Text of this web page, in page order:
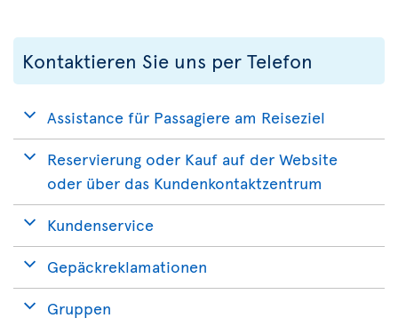
Kontaktieren Sie uns per Telefon
Assistance für Passagiere am Reiseziel
Reservierung oder Kauf auf der Website
oder über das Kundenkontaktzentrum
Kundenservice
Gepäckreklamationen
Gruppen